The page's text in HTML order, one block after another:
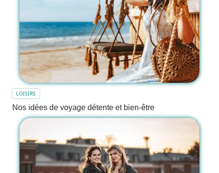
LOISIRS
Nos idées de voyage détente et bien-être